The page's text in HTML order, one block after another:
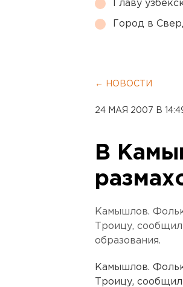
Главу
Город в
← НОВОСТИ
24 МАЯ 2007 В
В
Камышлов.
Троицу,
образования.
Камышлов.
Троицу,